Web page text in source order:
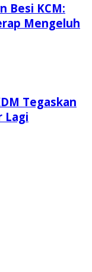
Besi KCM:
Mengeluh
Tegaskan
Lagi